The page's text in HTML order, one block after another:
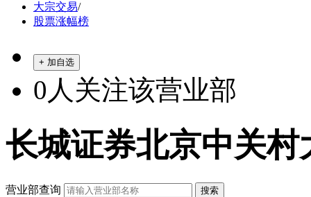
大宗交易/
股票涨幅榜
+ 加自选
0 人关注该营业部
长城证券北京中关村
营业部查询